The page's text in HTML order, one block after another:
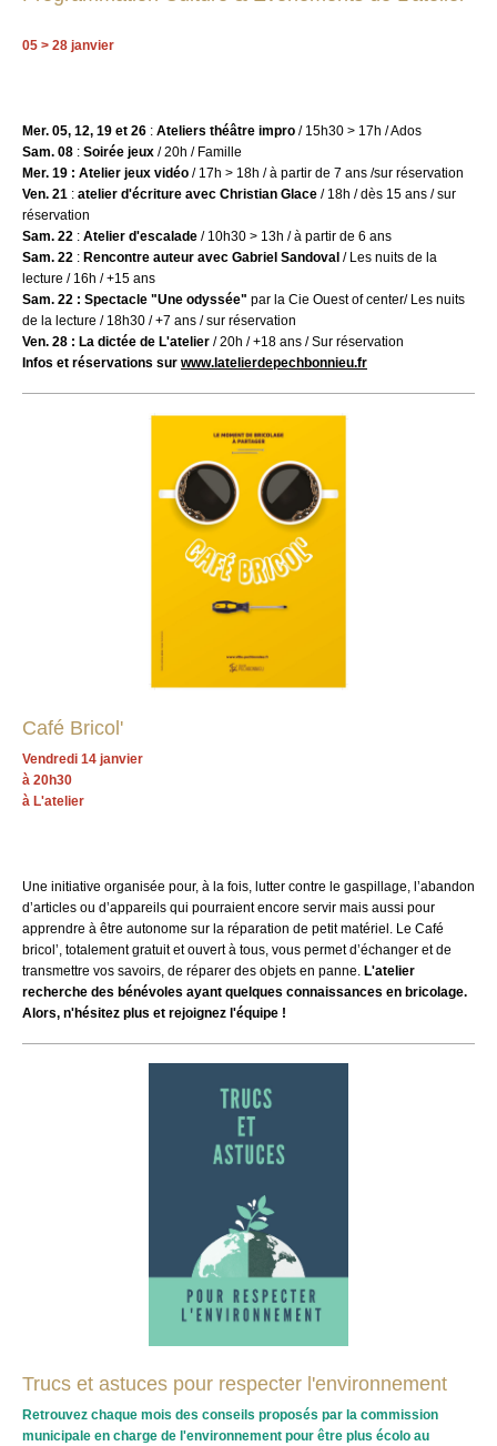
05 > 28 janvier
Mer. 05, 12, 19 et 26 : Ateliers théâtre impro / 15h30 > 17h / Ados
Sam. 08 : Soirée jeux / 20h / Famille
Mer. 19 : Atelier jeux vidéo / 17h > 18h / à partir de 7 ans /sur réservation
Ven. 21 : atelier d'écriture avec Christian Glace / 18h / dès 15 ans / sur
réservation
Sam. 22 : Atelier d'escalade / 10h30 > 13h / à partir de 6 ans
Sam. 22 : Rencontre auteur avec Gabriel Sandoval / Les nuits de la
lecture / 16h / +15 ans
Sam. 22 : Spectacle "Une odyssée" par la Cie Ouest of center/ Les nuits
de la lecture / 18h30 / +7 ans / sur réservation
Ven. 28 : La dictée de L'atelier / 20h / +18 ans / Sur réservation
Infos et réservations sur www.latelierdepechbonnieu.fr
Café Bricol'
Vendredi 14 janvier
à 20h30
à L'atelier
Une initiative organisée pour, à la fois, lutter contre le gaspillage, l’abandon
d’articles ou d’appareils qui pourraient encore servir mais aussi pour
apprendre à être autonome sur la réparation de petit matériel. Le Café
bricol’, totalement gratuit et ouvert à tous, vous permet d’échanger et de
transmettre vos savoirs, de réparer des objets en panne. L'atelier
recherche des bénévoles ayant quelques connaissances en bricolage.
Alors, n'hésitez plus et rejoignez l'équipe !
Trucs et astuces pour respecter l'environnement
Retrouvez chaque mois des conseils proposés par la commission
municipale en charge de l'environnement pour être plus écolo au